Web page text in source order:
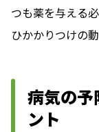
つも薬を与える
ひかかりつけの
病気の
ント